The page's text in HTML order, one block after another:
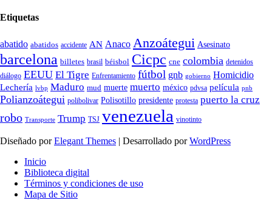
Etiquetas
abatido abatidos accidente AN Anaco Anzoátegui Asesinato
barcelona billetes brasil béisbol Cicpc cne colombia detenidos
diálogo EEUU El Tigre Enfrentamiento fútbol gnb gobierno Homicidio
Lechería lvbp Maduro mud muerte muerto méxico pdvsa película pnb
Polianzoátegui polibolivar Polisotillo presidente protesta puerto la cruz
robo Transporte Trump TSJ venezuela vinotinto
Diseñado porElegant Themes | Desarrollado porWordPress
Inicio
Biblioteca digital
Términos y condiciones de uso
Mapa de Sitio